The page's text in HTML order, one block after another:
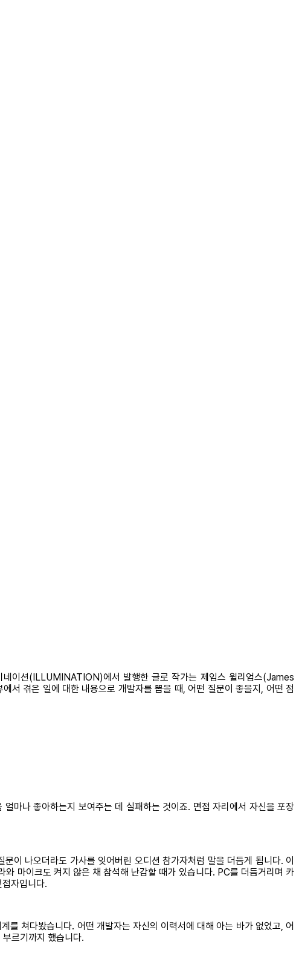
이션(ILLUMINATION)에서 발행한 글로 작가는 제임스 윌리엄스(James
서 겪은 일에 대한 내용으로 개발자를 뽑을 때, 어떤 질문이 좋을지, 어떤 점
마나 좋아하는지 보여주는 데 실패하는 것이죠. 면접 자리에서 자신을 포장
이 나오더라도 가사를 잊어버린 오디션 참가자처럼 말을 더듬게 됩니다. 이
마이크도 켜지 않은 채 참석해 난감할 때가 있습니다. PC를 더듬거리며 카
자입니다.
를 쳐다봤습니다. 어떤 개발자는 자신의 이력서에 대해 아는 바가 없었고, 어
르기까지 했습니다.